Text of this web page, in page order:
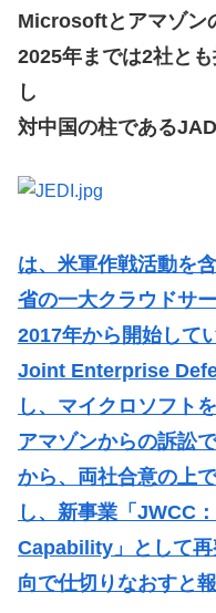
Microsoftとアマゾン
2025年までは2社と
し
対中国の柱である
は、米軍作戦活動を
省の一大クラウドサ
2017年から開始して
Joint Enterprise
し、マイクロソフト
アマゾンからの訴訟
から、両社合意の上
し、新事業「JWCC
Capability」として
向で仕切りなおすと